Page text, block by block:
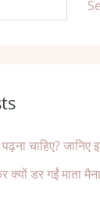
पढ़ना चाहिए?
क्यों डर गईं माता